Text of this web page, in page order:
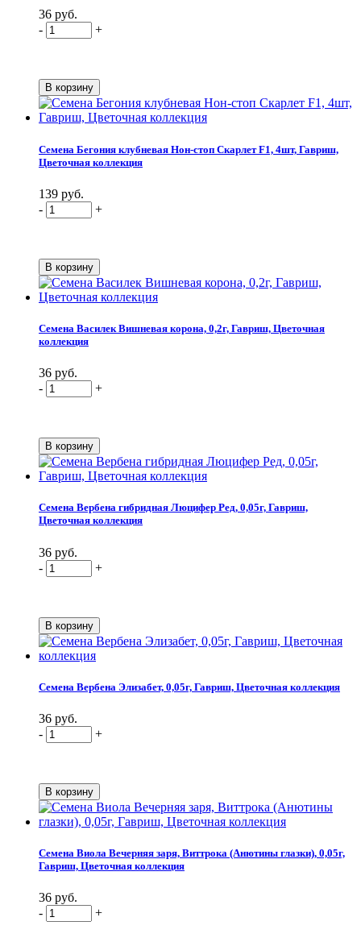
36 руб.
-
+
Семена Бегония клубневая Нон-стоп Скарлет F1, 4шт, Гавриш,
Цветочная коллекция
139 руб.
-
+
Семена Василек Вишневая корона, 0,2г, Гавриш, Цветочная
коллекция
36 руб.
-
+
Семена Вербена гибридная Люцифер Ред, 0,05г, Гавриш,
Цветочная коллекция
36 руб.
-
+
Семена Вербена Элизабет, 0,05г, Гавриш, Цветочная коллекция
36 руб.
-
+
Семена Виола Вечерняя заря, Виттрока (Анютины глазки), 0,05г,
Гавриш, Цветочная коллекция
36 руб.
-
+